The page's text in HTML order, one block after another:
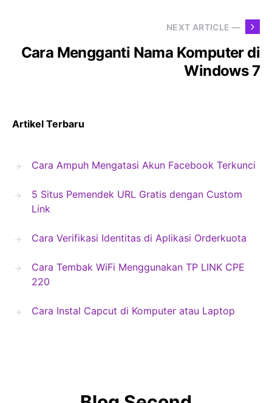
NEXT ARTICLE —
Cara Mengganti Nama Komputer di
Windows 7
Artikel Terbaru
Cara Ampuh Mengatasi Akun Facebook Terkunci
5 Situs Pemendek URL Gratis dengan Custom
Link
Cara Verifikasi Identitas di Aplikasi Orderkuota
Cara Tembak WiFi Menggunakan TP LINK CPE
220
Cara Instal Capcut di Komputer atau Laptop